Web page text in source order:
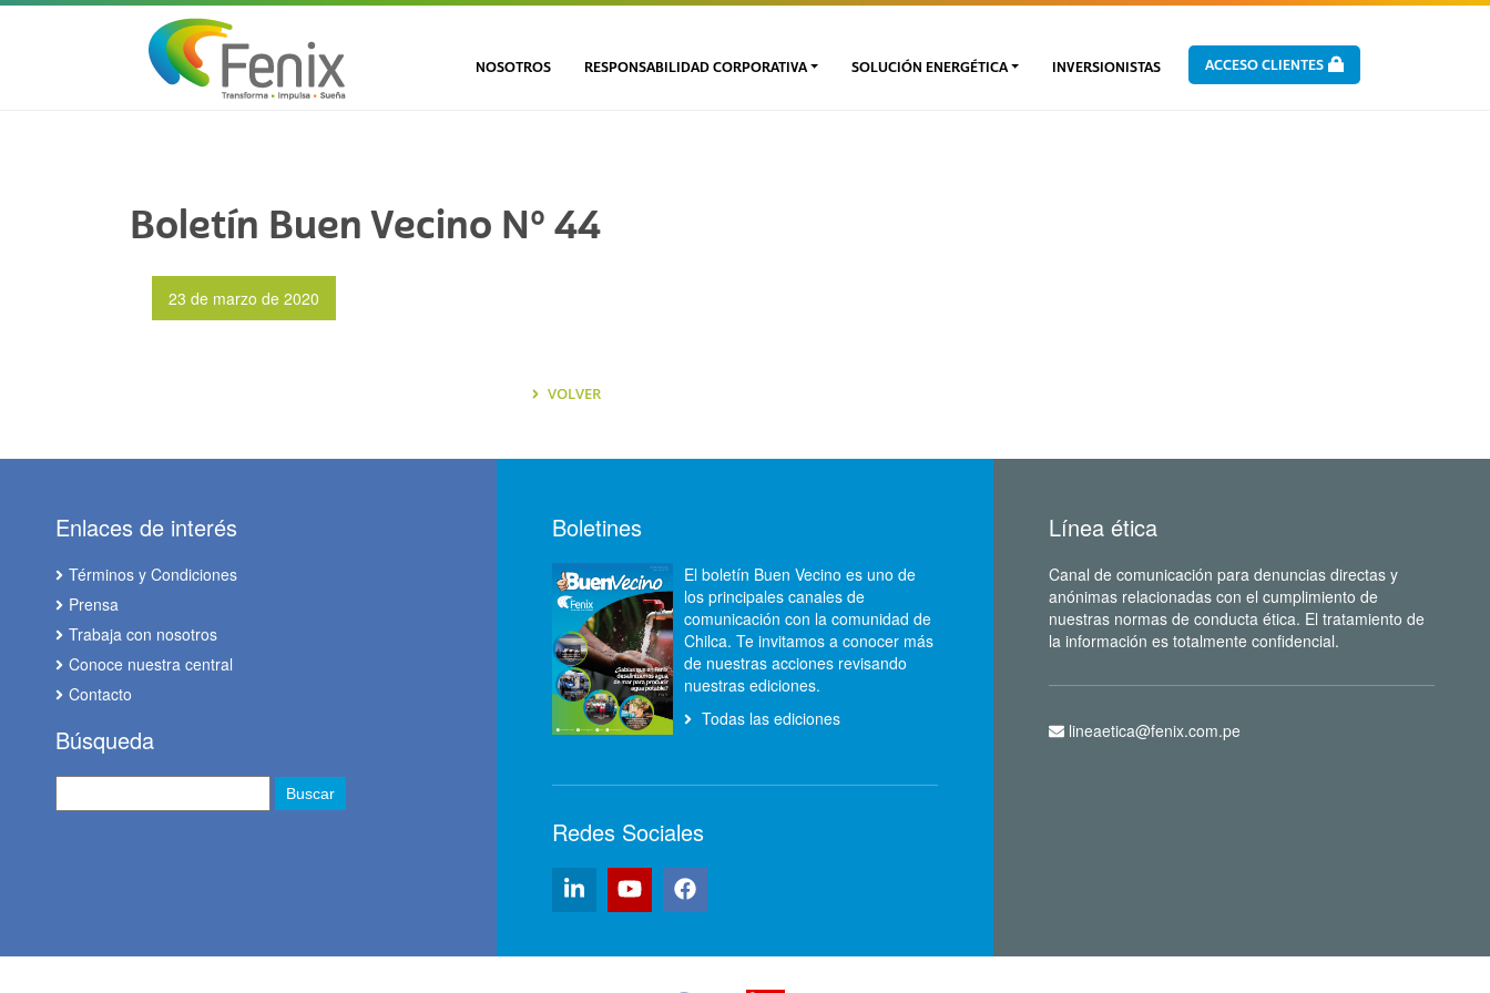
NOSOTROS RESPONSABILIDAD CORPORATIVA SOLUCIÓN ENERGÉTICA INVERSIONISTAS ACCESO CLIENTES
Boletín Buen Vecino Nº 44
23 de marzo de 2020
VOLVER
Enlaces de interés
Términos y Condiciones
Prensa
Trabaja con nosotros
Conoce nuestra central
Contacto
Búsqueda
Boletines
El boletín Buen Vecino es uno de
los principales canales de
comunicación con la comunidad de
Chilca. Te invitamos a conocer más
de nuestras acciones revisando
nuestras ediciones.
Todas las ediciones
Redes Sociales
Línea ética
Canal de comunicación para denuncias directas y
anónimas relacionadas con el cumplimiento de
nuestras normas de conducta ética. El tratamiento de
la información es totalmente confidencial.
lineaetica@fenix.com.pe